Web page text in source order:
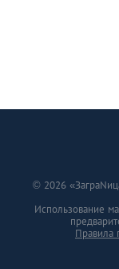
© 2026
Использование
Правила